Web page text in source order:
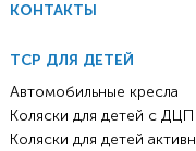
КОНТАКТЫ
ТСР ДЛЯ ДЕТЕЙ
Автомобильные кресла
Коляски для детей с ДЦП
Коляски для детей